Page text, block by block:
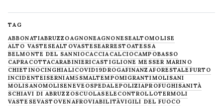
TAG
ABBONATIABRUZZOAGNONEAGNONESEALTOMOLISE
ALTO VASTESEALTOVASTESEARRESTOATESSA
BELMONTE DEL SANNIOCACCIACALCIOCAMPOBASSO
CAPRACOTTACARABINIERICASTIGLIONE MESSER MARINO
CHIETINOCINGHIALICOVID19DROGAFINANZAFORESTALE FURTO
INCIDENTEISERNIAM5SMALTEMPOMIGRANTIMOLISANI
MOLISANOMOLISENEVE OSPEDALEPOLIZIAPROFUGHISANITÀ
SCHIAVI DI ABRUZZOSCUOLASELECONTROLLOTERMOLI
VASTESEVASTOVENAFROVIABILITÀVIGILI DEL FUOCO